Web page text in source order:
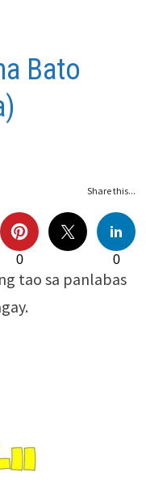
Bato
Share this...
0 0
tao sa panlabas